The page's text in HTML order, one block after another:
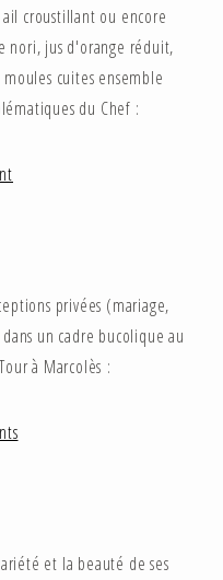
croustillant ou encore
nori, jus d'orange réduit,
cuites ensemble
du Chef :
privées (mariage,
un cadre bucolique au
à Marcolès :
et la beauté de ses